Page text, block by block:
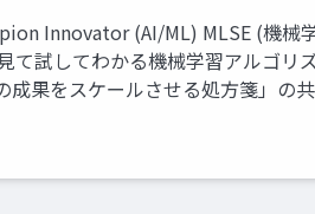
Innovator (AI/ML) MLSE (機械
て試してわかる機械学習アルゴリ
果をスケールさせる処方箋」の